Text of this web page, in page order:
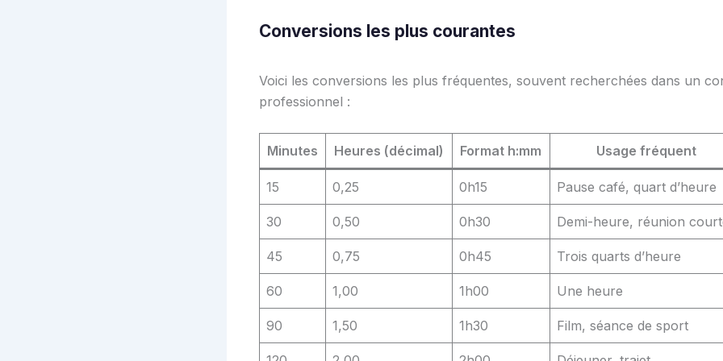
Conversions les plus courantes
Voici les conversions les plus fréquentes, souvent recherchées dans un
professionnel :
Minutes Heures (décimal) Format h:mm Usage fréquent
15 0,25 0h15 Pause café, quart d’heure
30 0,50 0h30 Demi-heure, réunion
45 0,75 0h45 Trois quarts d’heure
60 1,00 1h00 Une heure
90 1,50 1h30 Film, séance de sport